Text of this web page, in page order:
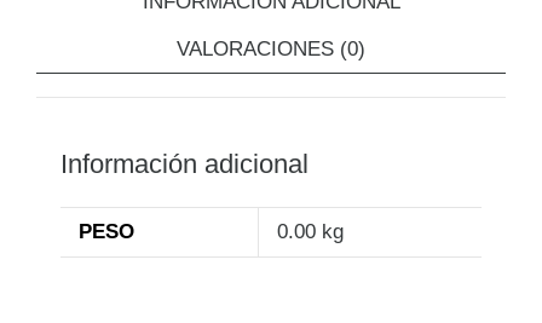
VALORACIONES (0)
Información adicional
PESO 0.00 kg